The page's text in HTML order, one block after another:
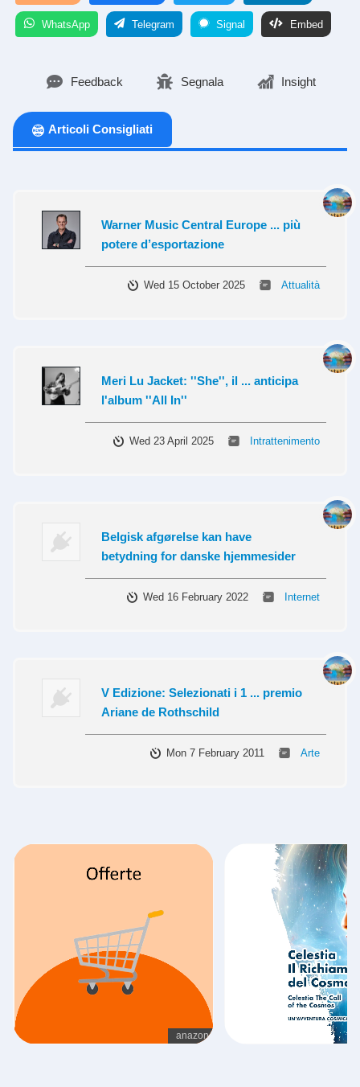
WhatsApp Telegram Signal Embed
Feedback Segnala Insight
Articoli Consigliati
Warner Music Central Europe ... più
potere d’esportazione
Wed 15 October 2025 Attualità
Meri Lu Jacket: ''She'', il ... anticipa
l'album ''All In''
Wed 23 April 2025 Intrattenimento
Belgisk afgørelse kan have
betydning for danske hjemmesider
Wed 16 February 2022 Internet
V Edizione: Selezionati i 1 ... premio
Ariane de Rothschild
Mon 7 February 2011 Arte